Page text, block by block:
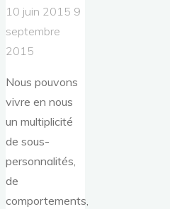
10 juin 2015 9
septembre
2015
Nous pouvons
vivre en nous
un multiplicité
de sous-
personnalités,
de
comportements,